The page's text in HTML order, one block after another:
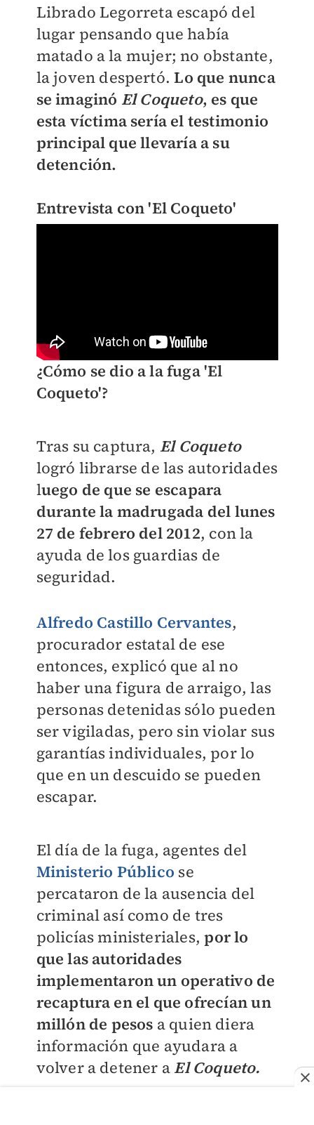
Librado Legorreta escapó del
lugar pensando que había
matado a la mujer; no obstante,
la joven despertó.Lo que nunca
se imaginó El Coqueto, es que
esta víctima sería el testimonio
principal que llevaría a su
detención.
Entrevista con 'El Coqueto'
¿Cómo se dio a la fuga 'El
Coqueto'?
Tras su captura, El Coqueto
logró librarse de las autoridades
luego de que se escapara
durante la madrugada del lunes
27 de febrero del 2012, con la
ayuda de los guardias de
seguridad.
Alfredo Castillo Cervantes,
procurador estatal de ese
entonces, explicó que al no
haber una figura de arraigo, las
personas detenidas sólo pueden
ser vigiladas, pero sin violar sus
garantías individuales, por lo
que en un descuido se pueden
escapar.
El día de la fuga, agentes del
Ministerio Público se
percataron de la ausencia del
criminal así como de tres
policías ministeriales,por lo
que las autoridades
implementaron un operativo de
recaptura en el que ofrecían un
millón de pesos a quien diera
información que ayudara a
volver a detener a El Coqueto.